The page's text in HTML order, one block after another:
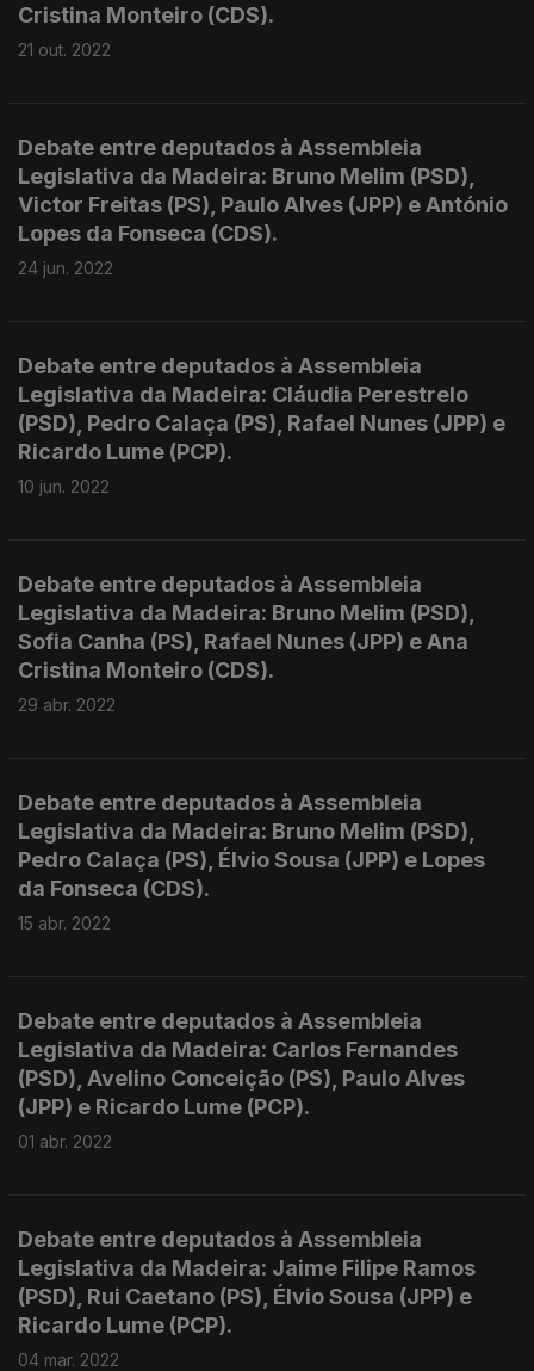
Cristina Monteiro (CDS).
21 out. 2022
Debate entre deputados à Assembleia
Legislativa da Madeira: Bruno Melim (PSD),
Victor Freitas (PS), Paulo Alves (JPP) e António
Lopes da Fonseca (CDS).
24 jun. 2022
Debate entre deputados à Assembleia
Legislativa da Madeira: Cláudia Perestrelo
(PSD), Pedro Calaça (PS), Rafael Nunes (JPP) e
Ricardo Lume (PCP).
10 jun. 2022
Debate entre deputados à Assembleia
Legislativa da Madeira: Bruno Melim (PSD),
Sofia Canha (PS), Rafael Nunes (JPP) e Ana
Cristina Monteiro (CDS).
29 abr. 2022
Debate entre deputados à Assembleia
Legislativa da Madeira: Bruno Melim (PSD),
Pedro Calaça (PS), Élvio Sousa (JPP) e Lopes
da Fonseca (CDS).
15 abr. 2022
Debate entre deputados à Assembleia
Legislativa da Madeira: Carlos Fernandes
(PSD), Avelino Conceição (PS), Paulo Alves
(JPP) e Ricardo Lume (PCP).
01 abr. 2022
Debate entre deputados à Assembleia
Legislativa da Madeira: Jaime Filipe Ramos
(PSD), Rui Caetano (PS), Élvio Sousa (JPP) e
Ricardo Lume (PCP).
04 mar. 2022